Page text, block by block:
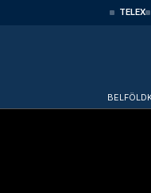
TELEX
BELFÖLD